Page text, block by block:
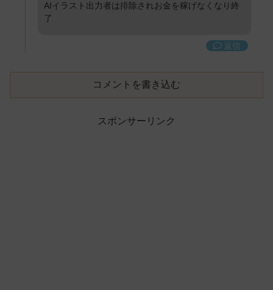
AIイラスト出力者は排除されお金を稼げなくなり終
了
返信
コメントを書き込む
スポンサーリンク